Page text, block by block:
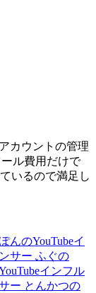
カウントの管理
ル費用だけで
いるので満足し
んのYouTubeイ
サー ふぐの
インフル
ー とんかつの